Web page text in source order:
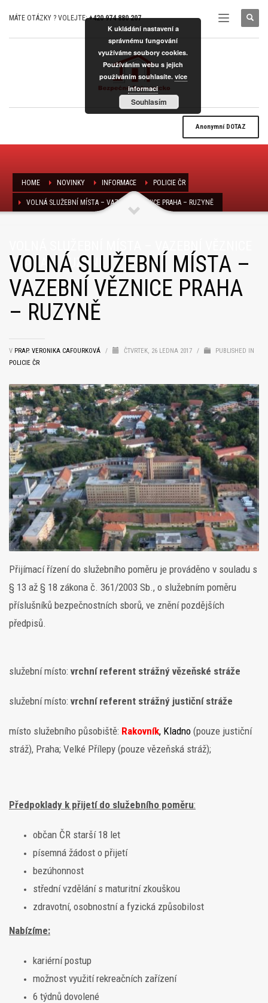
MÁTE OTÁZKY ? VOLEJTE:+420 974 880 207
AnonymníDOTAZ
HOME NOVINKY INFORMACE POLICIE ČR
VOLNÁ SLUŽEBNÍ MÍSTA – VAZEBNÍ VĚZNICE PRAHA – RUZYNĚ
PRAHA – RUZYNĚ
VOLNÁ SLUŽEBNÍ MÍSTA –
VAZEBNÍ VĚZNICE PRAHA
– RUZYNĚ
V PRAP. VERONIKA CAFOURKOVÁ / ČTVRTEK, 26 LEDNA 2017 /
PUBLISHED IN
POLICIE ČR
Přijímací řízení do služebního poměru je prováděno v souladu s
§ 13 až § 18 zákona č. 361/2003 Sb., o služebním poměru
příslušníků bezpečnostních sborů, ve znění pozdějších
předpisů.
služební místo: vrchní referent strážný vězeňské stráže
služební místo: vrchní referent strážný justiční stráže
místo služebního působiště: Rakovník, Kladno (pouze justiční
stráž), Praha; Velké Přílepy (pouze vězeňská stráž);
Předpoklady k přijetí do služebního poměru:
občan ČR starší 18 let
písemná žádost o přijetí
bezúhonnost
střední vzdělání s maturitní zkouškou
zdravotní, osobnostní a fyzická způsobilost
Nabízíme:
kariérní postup
možnost využití rekreačních zařízení
6 týdnů dovolené
K ukládání nastavení a
správnému fungování
využíváme soubory cookies.
Používáním webu s jejich
používáním souhlasíte. více
informací
Souhlasím